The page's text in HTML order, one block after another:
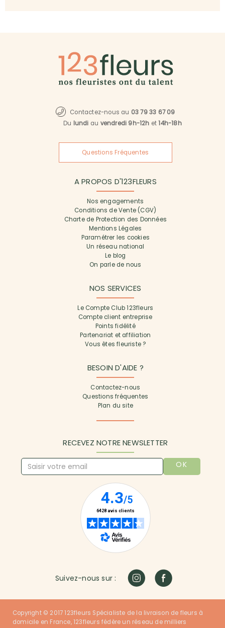
Contactez-nous au 03 79 33 67 09
Du lundi au vendredi 9h-12h et14h-18h
Questions Fréquentes
A PROPOS D'123FLEURS
Nos engagements
Conditions de Vente (CGV)
Charte de Protection des Données
Mentions Légales
Paramétrer les cookies
Un réseau national
Le blog
On parle de nous
NOS SERVICES
Le Compte Club 123fleurs
Compte client entreprise
Points fidélité
Partenariat et affiliation
Vous êtes fleuriste ?
BESOIN D'AIDE ?
Contactez-nous
Questions fréquentes
Plan du site
RECEVEZ NOTRE NEWSLETTER
OK
Suivez-nous sur :
Copyright © 2017 123fleurs Spécialiste de la livraison de fleurs à
domicile en France, 123fleurs fédère un réseau de milliers